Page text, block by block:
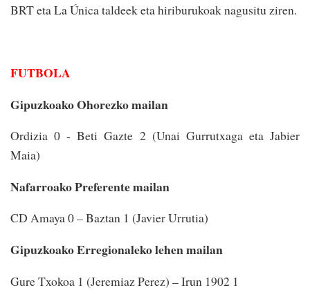
BRT eta La Única taldeek eta hiriburukoak nagusitu ziren.
FUTBOLA
Gipuzkoako Ohorezko mailan
Ordizia 0 - Beti Gazte 2 (Unai Gurrutxaga eta Jabier
Maia)
Nafarroako Preferente mailan
CD Amaya 0 – Baztan 1 (Javier Urrutia)
Gipuzkoako Erregionaleko lehen mailan
Gure Txokoa 1 (Jeremiaz Perez) – Irun 1902 1